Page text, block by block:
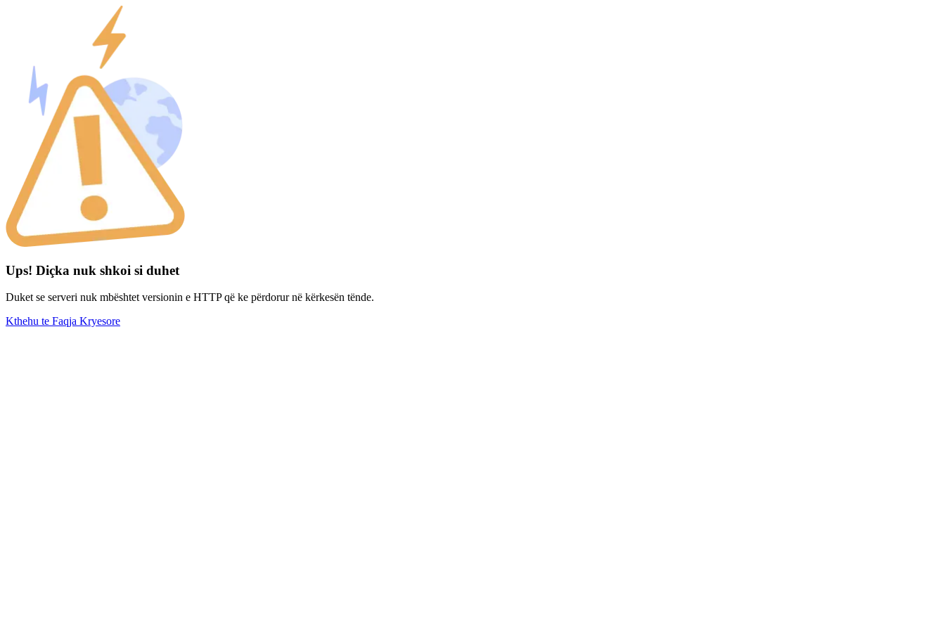
Ups! Diçka nuk shkoi si duhet
Duket se serveri nuk mbështet versionin e HTTP që ke përdorur në kërkesën tënde.
Kthehu te Faqja Kryesore